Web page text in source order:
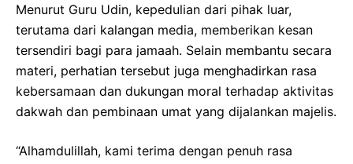
Menurut Guru Udin, kepedulian dari pihak luar,
terutama dari kalangan media, memberikan kesan
tersendiri bagi para jamaah. Selain membantu secara
materi, perhatian tersebut juga menghadirkan rasa
kebersamaan dan dukungan moral terhadap aktivitas
dakwah dan pembinaan umat yang dijalankan majelis.
“Alhamdulillah, kami terima dengan penuh rasa